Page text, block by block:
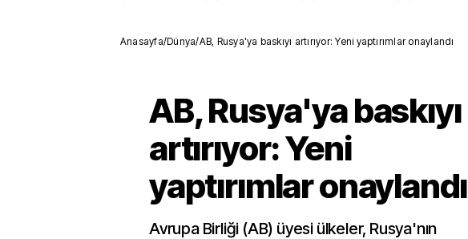
Anasayfa/Dünya/AB, Rusya'ya baskıyı artırıyor: Yeni yaptırımlar onaylandı
AB, Rusya'ya baskıyı
artırıyor: Yeni
yaptırımlar onaylandı
Avrupa Birliği (AB) üyesi ülkeler, Rusya'nın